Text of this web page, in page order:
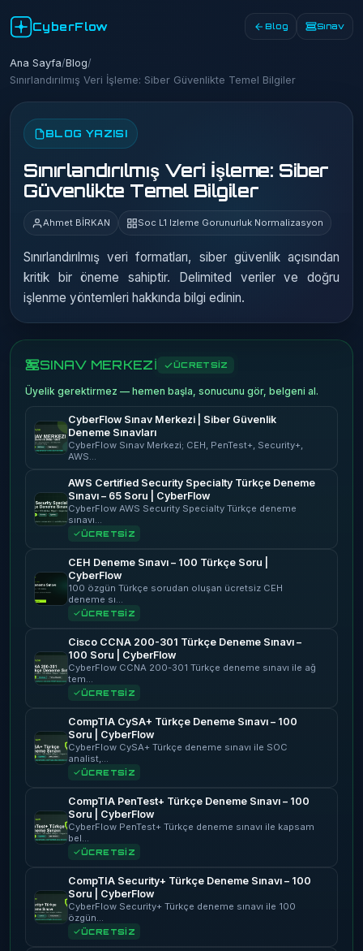
CyberFlow Blog Sınav
Ana Sayfa/Blog/
Sınırlandırılmış Veri İşleme: Siber Güvenlikte Temel Bilgiler
BLOG YAZISI
Sınırlandırılmış Veri İşleme: Siber
Güvenlikte Temel Bilgiler
Ahmet BİRKAN Soc L1 Izleme Gorunurluk Normalizasyon
Sınırlandırılmış veri formatları, siber güvenlik açısından
kritik bir öneme sahiptir. Delimited veriler ve doğru
işlenme yöntemleri hakkında bilgi edinin.
SINAV MERKEZİ ÜCRETSİZ
Üyelik gerektirmez — hemen başla, sonucunu gör, belgeni al.
CyberFlow Sınav Merkezi | Siber Güvenlik
Deneme Sınavları
CyberFlow Sınav Merkezi; CEH, PenTest+, Security+,
AWS…
AWS Certified Security Specialty Türkçe Deneme
Sınavı – 65 Soru | CyberFlow
CyberFlow AWS Security Specialty Türkçe deneme
sınavı…
ÜCRETSİZ
CEH Deneme Sınavı – 100 Türkçe Soru |
CyberFlow
100 özgün Türkçe sorudan oluşan ücretsiz CEH
deneme sı…
ÜCRETSİZ
Cisco CCNA 200-301 Türkçe Deneme Sınavı –
100 Soru | CyberFlow
CyberFlow CCNA 200-301 Türkçe deneme sınavı ile ağ
tem…
ÜCRETSİZ
CompTIA CySA+ Türkçe Deneme Sınavı – 100
Soru | CyberFlow
CyberFlow CySA+ Türkçe deneme sınavı ile SOC
analist,…
ÜCRETSİZ
CompTIA PenTest+ Türkçe Deneme Sınavı – 100
Soru | CyberFlow
CyberFlow PenTest+ Türkçe deneme sınavı ile kapsam
bel…
ÜCRETSİZ
CompTIA Security+ Türkçe Deneme Sınavı – 100
Soru | CyberFlow
CyberFlow Security+ Türkçe deneme sınavı ile 100
özgün…
ÜCRETSİZ